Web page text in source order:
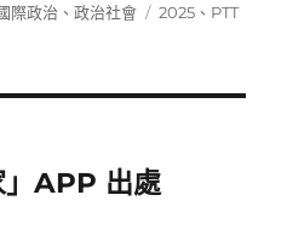
際政治 、政治社會
標
2025 、 PTT
」APP 出處